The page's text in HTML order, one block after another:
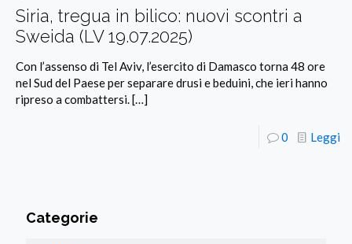
Siria, tregua in bilico: nuovi scontri a
Sweida (LV 19.07.2025)
Con l’assenso di Tel Aviv, l’esercito di Damasco torna 48 ore
nel Sud del Paese per separare drusi e beduini, che ieri hanno
ripreso a combattersi.[…]
0 Leggi
Categorie